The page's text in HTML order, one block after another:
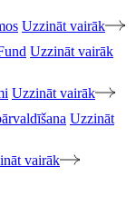
Uzzināt vairāk
Uzzināt vairāk
Uzzināt vairāk
Uzzināt
vairāk